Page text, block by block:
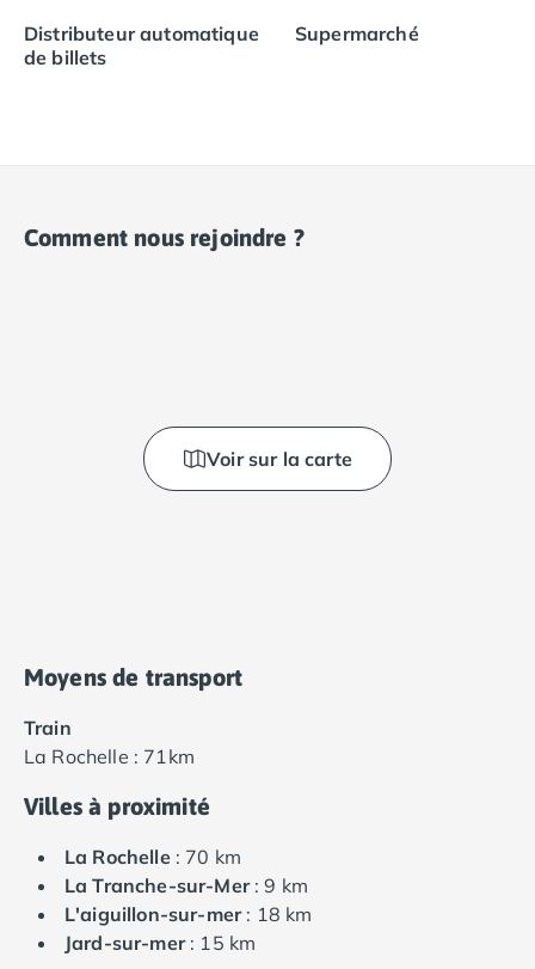
Distributeur automatique
de billets
Supermarché
Comment nous rejoindre ?
Voir sur la carte
Moyens de transport
Train
La Rochelle : 71km
Villes à proximité
La Rochelle: 70 km
La Tranche-sur-Mer: 9 km
L'aiguillon-sur-mer: 18 km
Jard-sur-mer: 15 km